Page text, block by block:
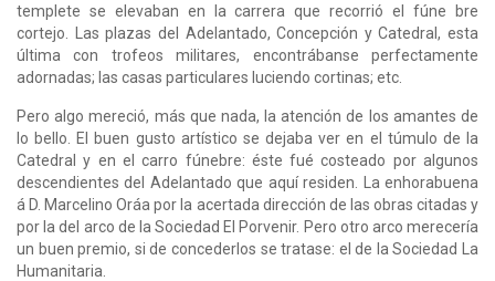
templete se elevaban en la carrera que recorrió el fúne bre
cortejo. Las plazas del Adelantado, Concepción y Catedral, esta
última con trofeos militares, encontrábanse perfectamente
adornadas; las casas particulares luciendo cortinas; etc.
Pero algo mereció, más que nada, la atención de los amantes de
lo bello. El buen gusto artístico se dejaba ver en el túmulo de la
Catedral y en el carro fúnebre: éste fué costeado por algunos
descendientes del Adelantado que aquí residen. La enhorabuena
á D. Marcelino Oráa por la acertada dirección de las obras citadas y
por la del arco de la Sociedad El Porvenir. Pero otro arco merecería
un buen premio, si de concederlos se tratase: el de la Sociedad La
Humanitaria.